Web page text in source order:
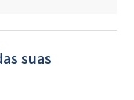
suas